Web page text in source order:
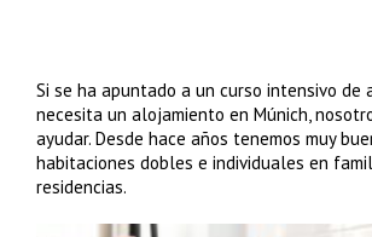
Si se ha apuntado a un curso intensivo de
necesita un alojamiento en Múnich,
ayudar. Desde hace años tenemos muy
habitaciones dobles e individuales en
residencias.